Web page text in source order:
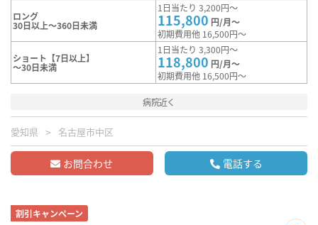
ロング
30日以上～360日未満
1日当たり 3,200円～
115,800 円/月～
初期費用他 16,500円～
ショート【7日以上】
～30日未満
1日当たり 3,300円～
118,800 円/月～
初期費用他 16,500円～
病院近く
愛知県 名古屋市中区
お問合わせ 電話する
割引キャンペーン